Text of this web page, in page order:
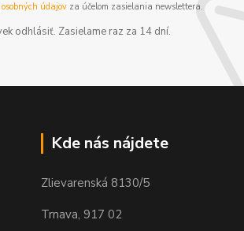
údajovza účelom zasielania newslettera.
odhlásiť. Zasielame raz za 14 dní.
Kde nás nájdete
Zlievarenská 8130/5
Trnava, 917 02